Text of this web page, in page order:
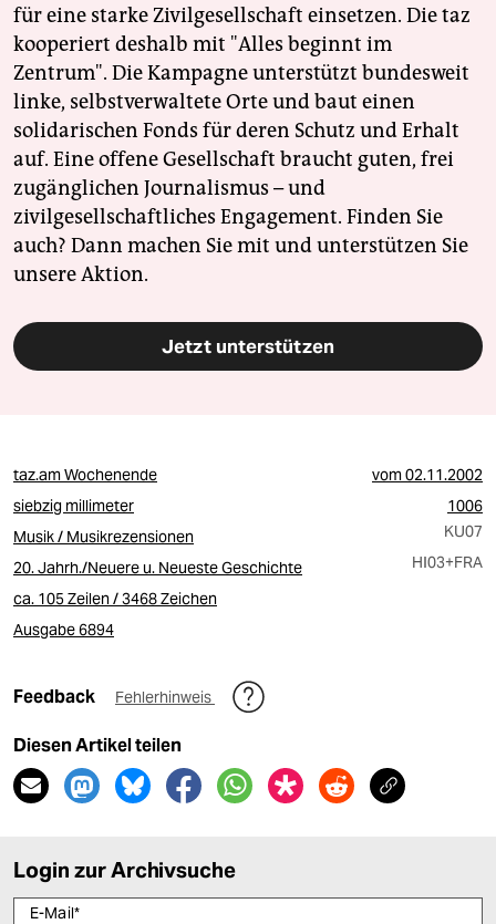
für eine starke Zivilgesellschaft einsetzen. Die taz
kooperiert deshalb mit "Alles beginnt im
Zentrum". Die Kampagne unterstützt bundesweit
linke, selbstverwaltete Orte und baut einen
solidarischen Fonds für deren Schutz und Erhalt
auf. Eine offene Gesellschaft braucht guten, frei
zugänglichen Journalismus – und
zivilgesellschaftliches Engagement. Finden Sie
auch? Dann machen Sie mit und unterstützen Sie
unsere Aktion.
Jetzt unterstützen
taz.am Wochenende vom02.11.2002
siebzig millimeter
1006
Musik / Musikrezensionen
KU07
20. Jahrh./Neuere u. Neueste Geschichte
HI03+FRA
ca. 105 Zeilen / 3468 Zeichen
Ausgabe 6894
Feedback Fehlerhinweis
Diesen Artikel teilen
Login zur Archivsuche
E-Mail*